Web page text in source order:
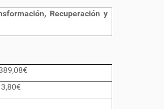
Recuperación y